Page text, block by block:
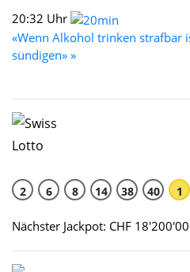
20:32 Uhr
«Wenn Alkohol trinken strafbar
sündigen» »
2 6 8 14 38 40 1
Nächster Jackpot: CHF